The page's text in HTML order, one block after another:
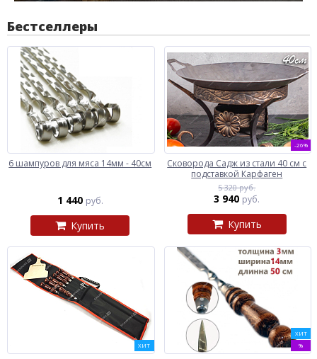
Бестселлеры
6 шампуров для мяса 14мм - 40см
1 440 руб.
Купить
-26%
Сковорода Садж из стали 40 см с
подставкой Карфаген
5 320 руб.
3 940 руб.
Купить
ХИТ
ХИТ
%